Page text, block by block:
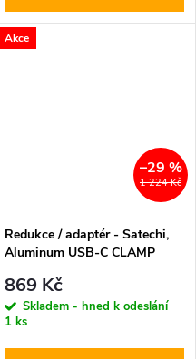
Akce
1 224 Kč
–29 %
Redukce / adaptér - Satechi,
Aluminum USB-C CLAMP
869 Kč
Skladem - hned k odeslání
1 ks